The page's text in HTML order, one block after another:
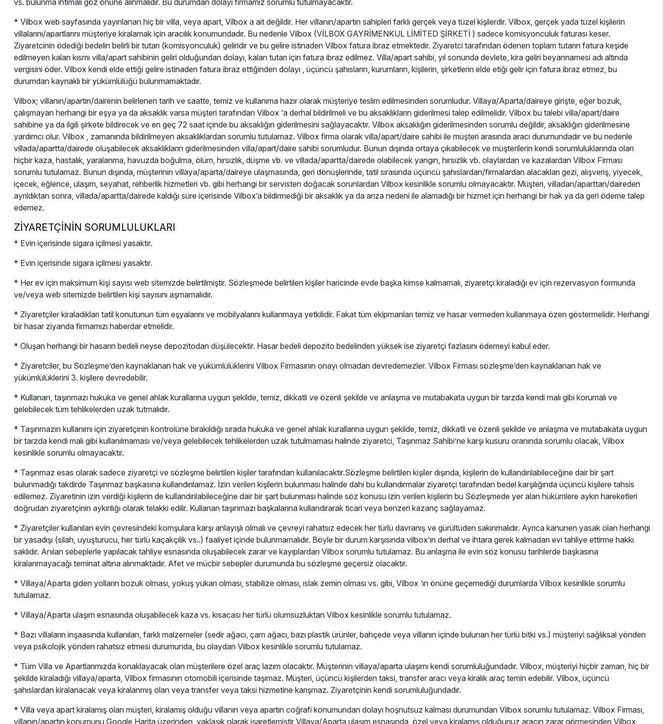
vs. bulunma ihtimali göz önüne alınmalıdır. Bu durumdan dolayı firmamız sorumlu tutulmayacaktır.
* Vilbox web sayfasında yayınlanan hiç bir villa, veya apart, Vilbox a ait değildir. Her villanın/apartın sahipleri farklı gerçek veya tüzel kişilerdir. Vilbox, gerçek yada tüzel kişilerin
villalarını/apartlarını müşteriye kiralamak için aracılık konumundadır. Bu nedenle Vilbox (VİLBOX GAYRİMENKUL LİMİTED ŞİRKETİ ) sadece komisyonculuk faturası keser.
Ziyaretcinin ödediği bedelin belirli bir tutarı (komisyonculuk) geliridir ve bu gelire istinaden Vilbox fatura ibraz etmektedir. Ziyaretci tarafından ödenen toplam tutarın fatura keşide
edilmeyen kalan kısmı villa/apart sahibinin geliri olduğundan dolayı, kalan tutarı için fatura ibraz edilmez. Villa/apart sahibi, yıl sonunda devlete, kira geliri beyannamesi adı altında
vergisini öder. Vilbox kendi elde ettiği gelire istinaden fatura ibraz ettiğinden dolayı , üçüncü şahısların, kurumların, kişilerin, şirketlerin elde etiği gelir için fatura ibraz etmez, bu
durumdan kaynaklı bir yükümlülüğü bulunmamaktadır.
Vilbox; villanın/apartın/dairenin belirlenen tarih ve saatte, temiz ve kullanıma hazır olarak müşteriye teslim edilmesinden sorumludur. Villaya/Aparta/daireye girişte, eğer bozuk,
çalışmayan herhangi bir eşya ya da aksaklık varsa müşteri tarafından Vilbox ‘a derhal bildirilmeli ve bu aksaklıkların giderilmesi talep edilmelidir. Vilbox bu talebi villa/apart/daire
sahibine ya da ilgili şirkete bildirecek ve en geç 72 saat içinde bu aksaklığın giderilmesini sağlayacaktır. Vilbox aksaklığın giderilmesinden sorumlu değildir, aksaklığın giderilmesine
yardımcı olur. Vilbox , zamanında bildirilmeyen aksaklıklardan sorumlu tutulamaz. Vilbox firma olarak villa/apart/daire sahibi ile müşteri arasında aracı durumundadır ve bu nedenle
villada/apartta/dairede oluşabilecek aksaklıkların giderilmesinden villa/apart/daire sahibi sorumludur. Bunun dışında ortaya çıkabilecek ve müşterilerin kendi sorumluluklarında olan
hiçbir kaza, hastalık, yaralanma, havuzda boğulma, ölüm, hırsızlık, düşme vb. ve villada/apartta/dairede olabilecek yangın, hırsızlık vb. olaylardan ve kazalardan Vilbox Firması
sorumlu tutulamaz. Bunun dışında, müşterinin villaya/aparta/daireye ulaşmasında, geri dönüşlerinde, tatil sırasında üçüncü şahıslardan/firmalardan alacakları gezi, alışveriş, yiyecek,
içecek, eğlence, ulaşım, seyahat, rehberlik hizmetleri vb. gibi herhangi bir servisten doğacak sorunlardan Vilbox kesinlikle sorumlu olmayacaktır. Müşteri, villadan/aparttan/daireden
ayrıldıktan sonra, villada/apartta/dairede kaldığı süre içerisinde Vilbox’a bildirmediği bir aksaklık ya da arıza nedeni ile alamadığı bir hizmet için herhangi bir hak ya da geri ödeme talep
edemez.
ZİYARETÇİNİN SORUMLULUKLARI
* Evin içerisinde sigara içilmesi yasaktır.
* Evin içerisinde sigara içilmesi yasaktır.
* Her ev için maksimum kişi sayısı web sitemizde belirtilmiştir. Sözleşmede belirtilen kişiler haricinde evde başka kimse kalmamalı, ziyaretçi kiraladığı ev için rezervasyon formunda
ve/veya web sitemizde belirtilen kişi sayısını aşmamalıdır.
* Ziyaretçiler kiraladıkları tatil konutunun tüm eşyalarını ve mobilyalarını kullanmaya yetkilidir. Fakat tüm ekipmanları temiz ve hasar vermeden kullanmaya özen göstermelidir. Herhangi
bir hasar ziyanda firmamızı haberdar etmelidir.
* Oluşan herhangi bir hasarın bedeli neyse depozitodan düşülecektir. Hasar bedeli depozito bedelinden yüksek ise ziyaretçi fazlasını ödemeyi kabul eder.
* Ziyaretciler, bu Sözleşme’den kaynaklanan hak ve yükümlülüklerini Vilbox Firmasının onayı olmadan devredemezler. Vilbox Firması sözleşme’den kaynaklanan hak ve
yükümlülüklerini 3. kişilere devredebilir.
* Kullanan, taşınmazı hukuka ve genel ahlak kurallarına uygun şekilde, temiz, dikkatli ve özenli şekilde ve anlaşma ve mutabakata uygun bir tarzda kendi malı gibi korumalı ve
gelebilecek tüm tehlikelerden uzak tutmalıdır.
* Taşınmazın kullanımı için ziyaretçinin kontrolüne bırakıldığı sırada hukuka ve genel ahlak kurallarına uygun şekilde, temiz, dikkatli ve özenli şekilde ve anlaşma ve mutabakata uygun
bir tarzda kendi malı gibi kullanılmaması ve/veya gelebilecek tehlikelerden uzak tutulmaması halinde ziyaretci, Taşınmaz Sahibi’ne karşı kusuru oranında sorumlu olacak, Vilbox
kesinlikle sorumlu olmayacaktır.
* Taşınmaz esas olarak sadece ziyaretçi ve sözleşme belirtilen kişiler tarafından kullanılacaktır.Sözleşme belirtilen kişiler dışında, kişilerin de kullandırılabileceğine dair bir şart
bulunmadığı takdirde Taşınmaz başkasına kullandırılamaz. İzin verilen kişilerin bulunması halinde dahi bu kullandırmalar ziyaretçi tarafından bedel karşılığında üçüncü kişilere tahsis
edilemez. Ziyaretinin izin verdiği kişilerin de kullandırılabileceğine dair bir şart bulunması halinde söz konusu izin verilen kişilerin bu Sözleşmede yer alan hükümlere aykırı hareketleri
doğrudan ziyaretçinin aykırılığı olarak telakki edilir. Kullanan taşınmazı başkalarına kullandırarak ticari veya benzeri kazanç sağlayamaz.
* Ziyaretçiler kullanılan evin çevresindeki komşulara karşı anlayışlı olmalı ve çevreyi rahatsız edecek her türlü davranış ve gürültüden sakınmalıdır. Ayrıca kanunen yasak olan herhangi
bir yasadışı (silah, uyuşturucu, her türlü kaçakçılık vs..) faaliyet içinde bulunmamalıdır. Böyle bir durum karşısında vilbox’ın derhal ve ihtara gerek kalmadan evi tahliye ettirme hakkı
saklıdır. Anılan sebeplerle yapılacak tahliye esnasında oluşabilecek zarar ve kayıplardan Vilbox sorumlu tutulamaz. Bu anlaşma ile evin söz konusu tarihlerde başkasına
kiralanmayacağı teminat altına alınmaktadır. Afet ve mücbir sebepler durumunda bu sözleşme geçersiz olacaktır.
* Villaya/Aparta giden yolların bozuk olması, yokuş yukarı olması, stabilize olması, ıslak zemin olması vs. gibi, Vilbox ‘ın önüne geçemediği durumlarda Vilbox kesinlikle sorumlu
tutulamaz.
* Villaya/Aparta ulaşım esnasında oluşabilecek kaza vs. kısacası her türlü olumsuzluktan Vilbox kesinlikle sorumlu tutulamaz.
* Bazı villaların inşaasında kullanılan, farklı malzemeler (sedir ağacı, çam ağacı, bazı plastik ürünler, bahçede veya villanın içinde bulunan her türlü bitki vs.) müşteriyi sağlıksal yönden
veya psikolojik yönden rahatsız etmesi durumunda, bu olaydan Vilbox kesinlikle sorumlu tutulamaz.
* Tüm Villa ve Apartlarımızda konaklayacak olan müşterilere özel araç lazım olacaktır. Müşterinin villaya/aparta ulaşımı kendi sorumluluğundadır. Vilbox, müşteriyi hiçbir zaman, hiç bir
şekilde kiraladığı villaya/aparta, Vilbox firmasının otomobili içerisinde taşımaz. Müşteri, üçüncü kişilerden taksi, transfer aracı veya kiralık araç temin edebilir. Vilbox, üçüncü
şahıslardan kiralanacak veya kiralanmış olan veya transfer veya taksi hizmetine karışmaz. Ziyaretçinin kendi sorumluluğundadır.
* Villa veya apart kiralamış olan müşteri, kiralamış olduğu villanın veya apartın coğrafi konumundan dolayı hoşnutsuz kalması durumundan Vilbox sorumlu tutulamaz. Vilbox Firması,
villanın/apartın konumunu Google Harita üzerinden, yaklaşık olarak işaretlemiştir Villaya/Aparta ulaşım esnasında, özel veya kiralamış olduğunuz aracın zarar görmesinden Vilbox